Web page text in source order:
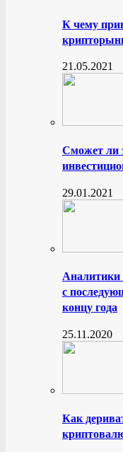
К чему
21.05.2021
Сможет ли
29.01.2021
Аналитики
с
концу года
25.11.2020
Как